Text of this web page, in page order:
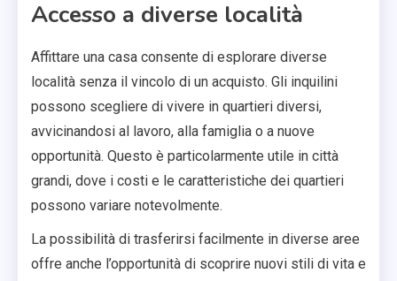
Accesso a diverse località
Affittare una casa consente di esplorare diverse
località senza il vincolo di un acquisto. Gli inquilini
possono scegliere di vivere in quartieri diversi,
avvicinandosi al lavoro, alla famiglia o a nuove
opportunità. Questo è particolarmente utile in città
grandi, dove i costi e le caratteristiche dei quartieri
possono variare notevolmente.
La possibilità di trasferirsi facilmente in diverse aree
offre anche l’opportunità di scoprire nuovi stili di vita e